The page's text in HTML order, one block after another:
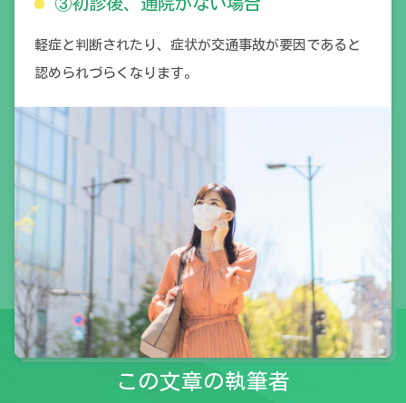
軽症と判断されたり、症状が交通事故が要因であると
認められづらくなります。
この文章の執筆者